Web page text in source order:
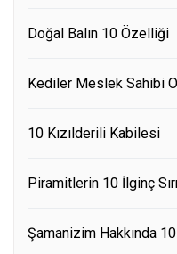
Doğal Balın 10 Özelliği
Kediler Meslek Sahibi
10 Kızılderili Kabilesi
Piramitlerin 10 İlginç
Şamanizim Hakkında